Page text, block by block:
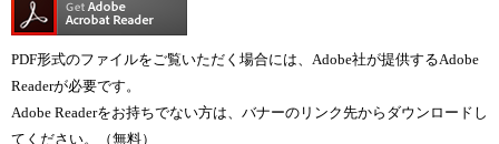
PDF形式のファイルをご覧いただく場合には、Adobe社が提供するAdobe
Readerが必要です。
Adobe Readerをお持ちでない方は、バナーのリンク先からダウンロードし
てください。（無料）